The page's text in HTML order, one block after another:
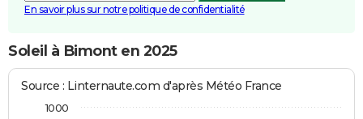
En savoir plus sur notre politique de confidentialité
Soleil à Bimont en 2025
Source : Linternaute.com d'après Météo France
1000